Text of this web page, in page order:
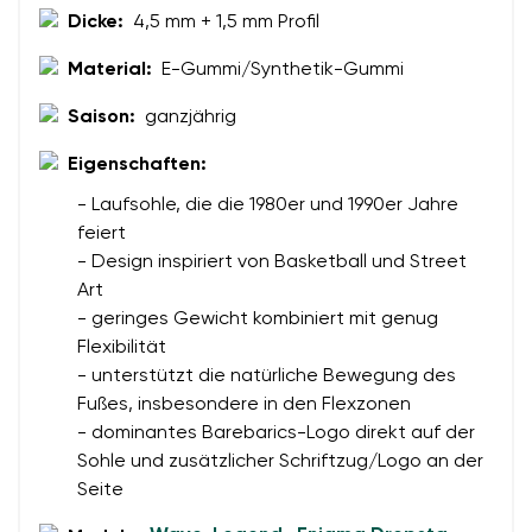
Dicke: 4,5 mm + 1,5 mm Profil
Material: E-Gummi/Synthetik-Gummi
Saison: ganzjährig
Eigenschaften:
- Laufsohle, die die 1980er und 1990er Jahre
feiert
- Design inspiriert von Basketball und Street
Art
- geringes Gewicht kombiniert mit genug
Flexibilität
- unterstützt die natürliche Bewegung des
Fußes, insbesondere in den Flexzonen
- dominantes Barebarics-Logo direkt auf der
Sohle und zusätzlicher Schriftzug/Logo an der
Seite